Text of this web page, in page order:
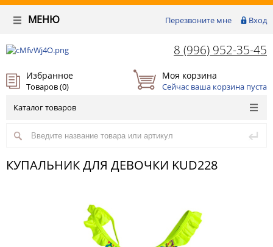
Перезвоните мне Вход
МЕНЮ
8 (996) 952-35-45
Избранное
Товаров (0)
Моя корзина
Сейчас ваша корзина пуста
Каталог товаров
КУПАЛЬНИК ДЛЯ ДЕВОЧКИ KUD228